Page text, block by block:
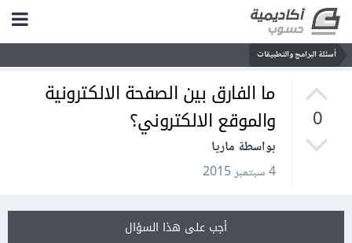
أسئلة البرامج والتطبيقات
0
ما الفارق بين الصفحة الالكترونية
والموقع الالكتروني؟
بواسطة ماريا
4 سبتمبر 2015
أجب على هذا السؤال